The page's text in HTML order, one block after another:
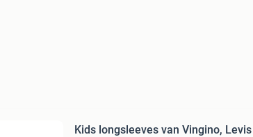
Kids longsleeves van Vingino,